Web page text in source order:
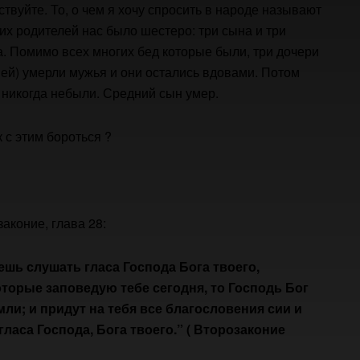
умерли мужья и они остались вдовами. Потом
небыли. Средний сын умер.
с этим бороться ?
глава 28:
слушать гласа Господа Бога твоего,
заповедую тебе сегодня, то Господь Бог
и придут на тебя все благословения сии и
Господа, Бога твоего.” ( Второзаконие